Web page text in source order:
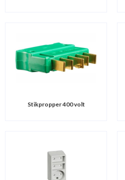
Stikpropper 400 volt